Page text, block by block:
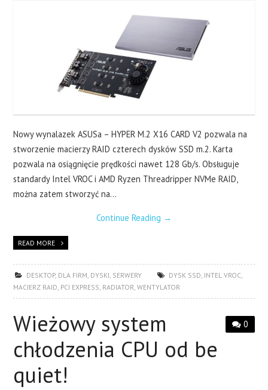
Nowy wynalazek ASUSa – HYPER M.2 X16 CARD V2 pozwala na
stworzenie macierzy RAID czterech dysków SSD m.2. Karta
pozwala na osiągnięcie prędkości nawet 128 Gb/s. Obsługuje
standardy Intel VROC i AMD Ryzen Threadripper NVMe RAID,
można zatem stworzyć na…
Continue Reading →
READ MORE
DESKTOP, DLA FIRM, DYSKI, SERWERY DYSK SSD, INTEL VROC,
MACIERZ RAID, PCI EXPRESS, RADIATOR,WENTYLATOR
0
Wieżowy system
chłodzenia CPU od be
quiet!